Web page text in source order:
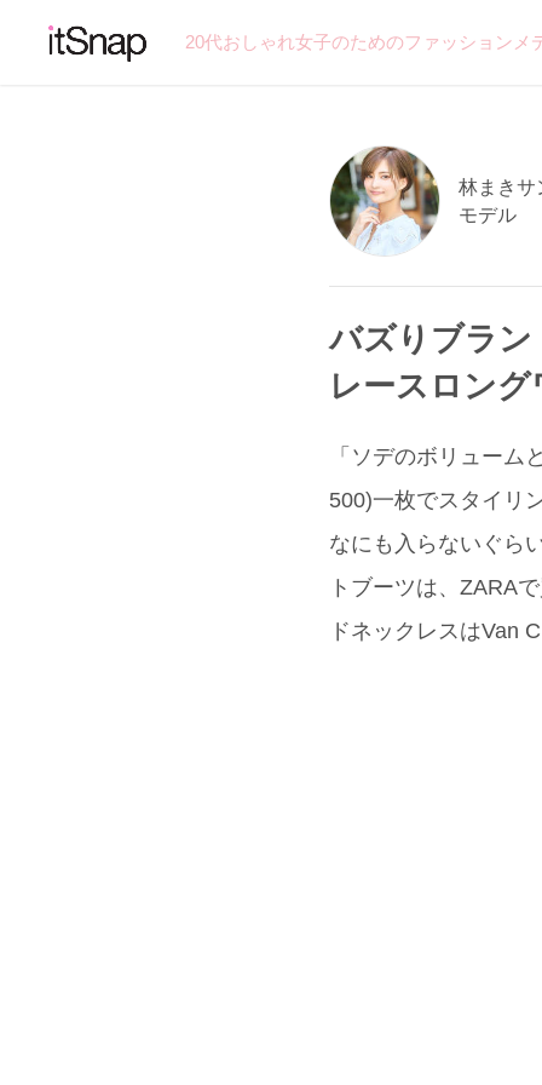
20代おしゃれ女子のためのファッション
林まきサ
モデル
バズりブラン
レースロン
「ソデのボリュー
500)一枚でスタイ
なにも入らないぐら
トブーツは、ZARA
ドネックレスはVan